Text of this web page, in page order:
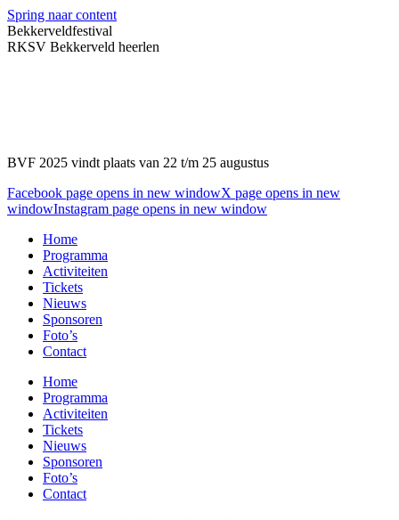
Spring naar content
Bekkerveldfestival
RKSV Bekkerveld heerlen
BVF 2025 vindt plaats van 22 t/m 25 augustus
Facebook page opens in new windowX page opens in new
windowInstagram page opens in new window
Home
Programma
Activiteiten
Tickets
Nieuws
Sponsoren
Foto’s
Contact
Home
Programma
Activiteiten
Tickets
Nieuws
Sponsoren
Foto’s
Contact